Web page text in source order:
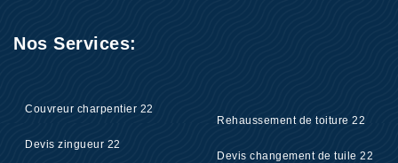
Nos Services:
Couvreur charpentier 22
Devis zingueur 22
Rehaussement de toiture 22
Devis changement de tuile 22